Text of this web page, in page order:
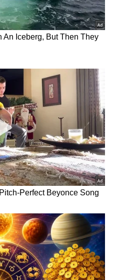
ಆಟಗಾರರಾಗಿ
ಬಾರಿಸಿದ್ದಾರೆ. 2015
2017 ರಲ್ಲಿ ಶ್ರೀಲಂಕಾ
ಇಂಗ್ಲೆಂಡ್ ವಿರುದ್ಧ
ವಿರುದ್ಧ 111.